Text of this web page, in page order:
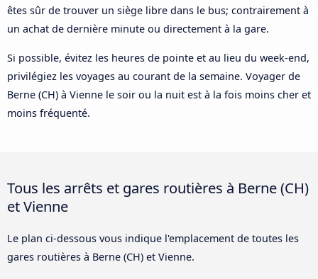
êtes sûr de trouver un siège libre dans le bus; contrairement à
un achat de dernière minute ou directement à la gare.
Si possible, évitez les heures de pointe et au lieu du week-end,
privilégiez les voyages au courant de la semaine. Voyager de
Berne (CH) à Vienne le soir ou la nuit est à la fois moins cher et
moins fréquenté.
Tous les arrêts et gares routières à Berne (CH)
et Vienne
Le plan ci-dessous vous indique l'emplacement de toutes les
gares routières à Berne (CH) et Vienne.